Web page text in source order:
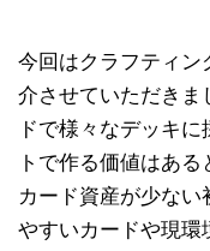
今回はクラフティン
介させていただきま
ドで様々なデッキ
トで作る価値はある
カード資産が少な
やすいカードや現環